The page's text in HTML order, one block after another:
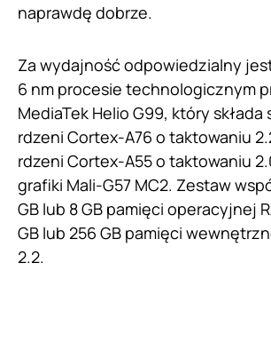
naprawdę dobrze.
Za wydajność odpowiedzialny
6 nm procesie technologicznym
MediaTek Helio G99, który składa
rdzeni Cortex-A76 o taktowaniu
rdzeni Cortex-A55 o taktowaniu
grafiki Mali-G57 MC2. Zestaw
GB lub 8 GB pamięci operacyjnej
GB lub 256 GB pamięci
2.2.